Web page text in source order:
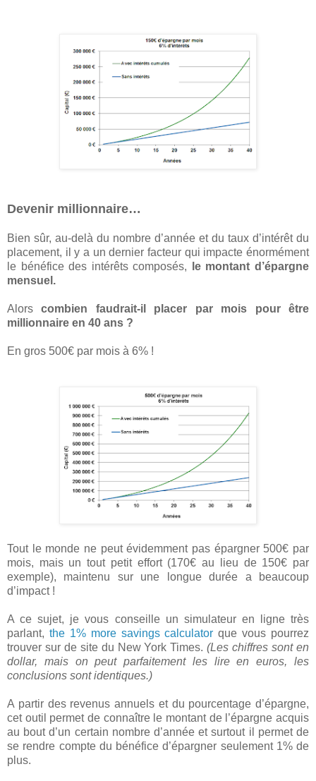
Devenir millionnaire…
Bien sûr, au-delà du nombre d’année et du taux d’intérêt du
placement, il y a un dernier facteur qui impacte énormément
le bénéfice des intérêts composés,
le montant d’épargne
mensuel.
Alorscombien faudrait-il placer par mois pour être
millionnaire en 40 ans ?
En gros 500€ par mois à 6% !
Tout le monde ne peut évidemment pas épargner 500€ par
mois, mais un tout petit effort (170€ au lieu de 150€ par
exemple), maintenu sur une longue durée a beaucoup
d’impact !
A ce sujet, je vous conseille un simulateur en ligne très
parlant, the 1% more savings calculator que vous pourrez
trouver sur de site du New York Times.(Les chiffres sont en
dollar, mais on peut parfaitement les lire en euros, les
conclusions sont identiques.)
A partir des revenus annuels et du pourcentage d’épargne,
cet outil permet de connaître le montant de l’épargne acquis
au bout d’un certain nombre d’année et surtout il permet de
se rendre compte du bénéfice d’épargner seulement 1% de
plus.